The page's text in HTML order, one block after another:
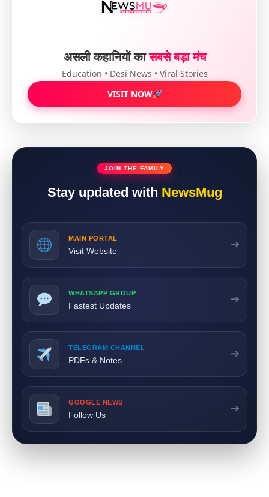
असली कहानियों कासबसे बड़ा मंच
Education • Desi News • Viral Stories
VISIT NOW
JOIN THE FAMILY
Stay updated with NewsMug
MAIN PORTAL
Visit Website
➔
WHATSAPP GROUP
Fastest Updates
➔
TELEGRAM CHANNEL
PDFs & Notes
➔
GOOGLE NEWS
Follow Us
➔